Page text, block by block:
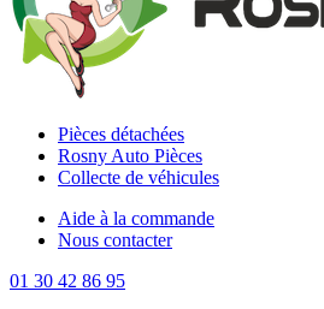
Pièces détachées
Rosny Auto Pièces
Collecte de véhicules
Aide à la commande
Nous contacter
01 30 42 86 95